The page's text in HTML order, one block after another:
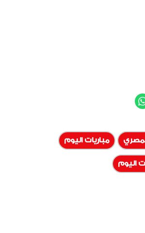
مباريات اليوم
اليوم